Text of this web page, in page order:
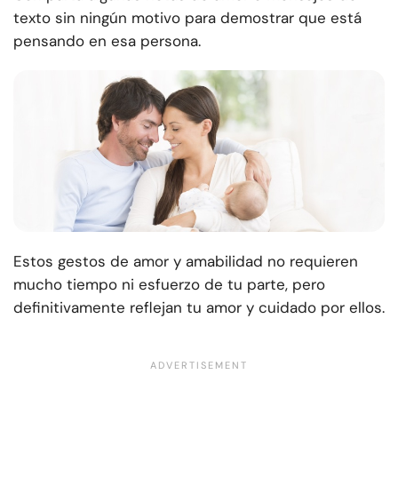
texto sin ningún motivo para demostrar que está
pensando en esa persona.
Estos gestos de amor y amabilidad no requieren
mucho tiempo ni esfuerzo de tu parte, pero
definitivamente reflejan tu amor y cuidado por ellos.